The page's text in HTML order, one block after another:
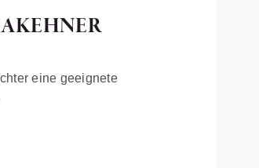
eine geeignete